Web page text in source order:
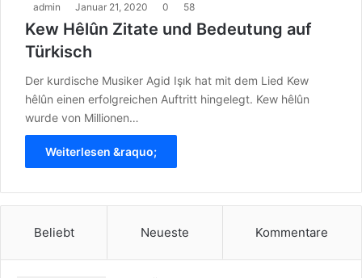
admin Januar 21, 2020 0 58
Kew Hêlûn Zitate und Bedeutung auf
Türkisch
Der kurdische Musiker Agid Işık hat mit dem Lied Kew
hêlûn einen erfolgreichen Auftritt hingelegt. Kew hêlûn
wurde von Millionen…
Weiterlesen &raquo;
Beliebt Neueste Kommentare